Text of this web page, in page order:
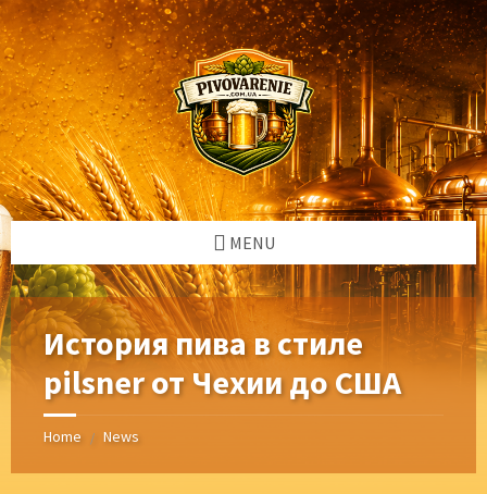
Skip
to
content
Skip
to
left
sidebar
Skip
to
right
sidebar
Skip
to
footer
MENU
История пива в стиле
pilsner от Чехии до США
Home / News